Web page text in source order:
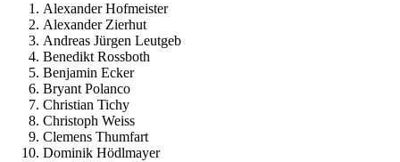
Alexander Hofmeister
Alexander Zierhut
Andreas Jürgen Leutgeb
Benedikt Rossboth
Benjamin Ecker
Bryant Polanco
Christian Tichy
Christoph Weiss
Clemens Thumfart
Dominik Hödlmayer